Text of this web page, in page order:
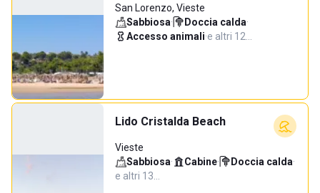
San Lorenzo, Vieste
Sabbiosa· Doccia calda·
Accesso animali·e altri 12…
Lido Cristalda Beach
Vieste
Sabbiosa· Cabine· Doccia calda·
e altri 13…